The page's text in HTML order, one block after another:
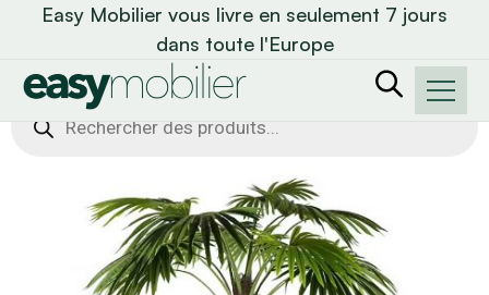
Easy Mobilier vous livre en seulement 7 jours
dans toute l'Europe
Recherche
de